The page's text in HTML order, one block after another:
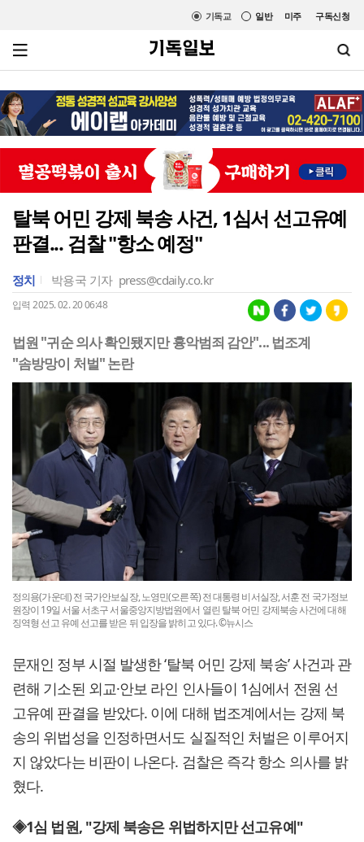
미주 구독신청
일반
기독교
탈북 어민 강제 북송 사건, 1심서 선고유예
판결... 검찰 "항소 예정"
정치 박용국 기자 press@cdaily.co.kr
입력 2025. 02. 20 06:48
법원 "귀순 의사 확인됐지만 흉악범죄 감안"... 법조계
"솜방망이 처벌" 논란
정의용(가운데) 전 국가안보실장, 노영민(오른쪽) 전 대통령 비서실장, 서훈 전 국가정보
원장이 19일 서울 서초구 서울중앙지방법원에서 열린 탈북 어민 강제북송 사건에 대해
징역형 선고 유예 선고를 받은 뒤 입장을 밝히고 있다. ©뉴시스
문재인 정부 시절 발생한 ‘탈북 어민 강제 북송’ 사건과 관
련해 기소된 외교·안보 라인 인사들이 1심에서 전원 선
고유예 판결을 받았다. 이에 대해 법조계에서는 강제 북
송의 위법성을 인정하면서도 실질적인 처벌은 이루어지
지 않았다는 비판이 나온다. 검찰은 즉각 항소 의사를 밝
혔다.
◈1심 법원, "강제 북송은 위법하지만 선고유예"